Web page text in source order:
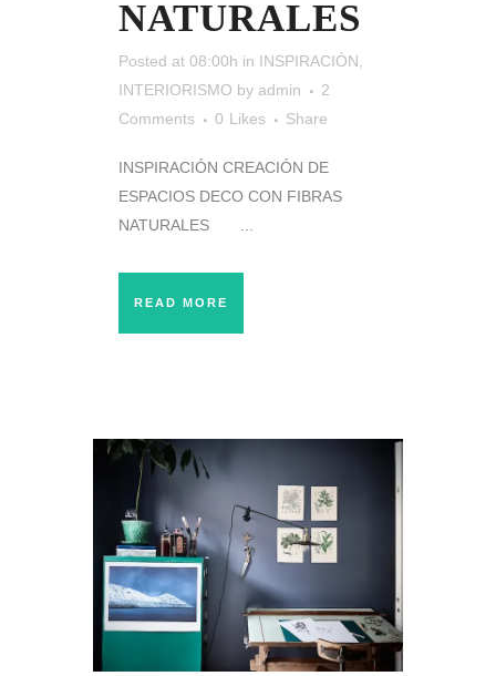
NATURALES
Posted at 08:00h in INSPIRACIÓN
INTERIORISMO by admin
2
Comments
0 Likes Share
INSPIRACIÓN CREACIÓN DE
ESPACIOS DECO CON FIBRAS
NATURALES ...
READ MORE